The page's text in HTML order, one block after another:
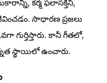
కర్మ ఫలాసక్తిని,
సాధారణ ప్రజలు
గుర్తిస్తారు. కానీ గీతలో,
స్థాయిలో ఉంచారు.